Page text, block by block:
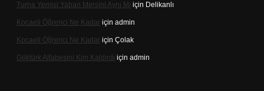
Turna Yemisi Yaban Mersini Aynı Mı için Delikanlı
Kocaeli Öğrenci Ne Kadar için admin
Kocaeli Öğrenci Ne Kadar için Çolak
Göktürk Alfabesini Kim Kaldırdı için admin